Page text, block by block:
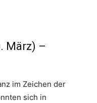
März) –
im Zeichen der
sich in